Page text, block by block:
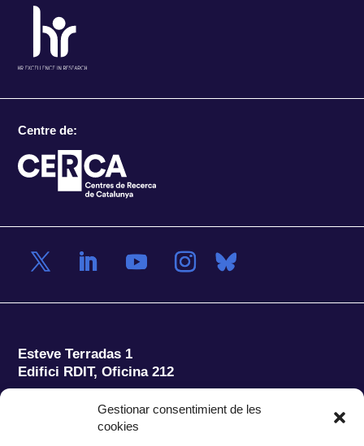
Gestionar consentimient de les
cookies
Centre de:
Esteve Terradas 1
Edifici RDIT, Oficina 212
Parc Mediterrani de la Tecnologia (PMT)
del Baix Llobregat – UPC